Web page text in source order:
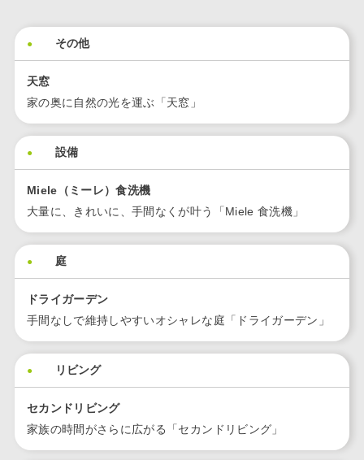
その他
天窓
家の奥に自然の光を運ぶ「天窓」
設備
Miele（ミーレ）⾷洗機
⼤量に、きれいに、⼿間なくが叶う「Miele ⾷洗機」
庭
ドライガーデン
手間なしで維持しやすいオシャレな庭「ドライガーデン」
リビング
セカンドリビング
家族の時間がさらに広がる「セカンドリビング」